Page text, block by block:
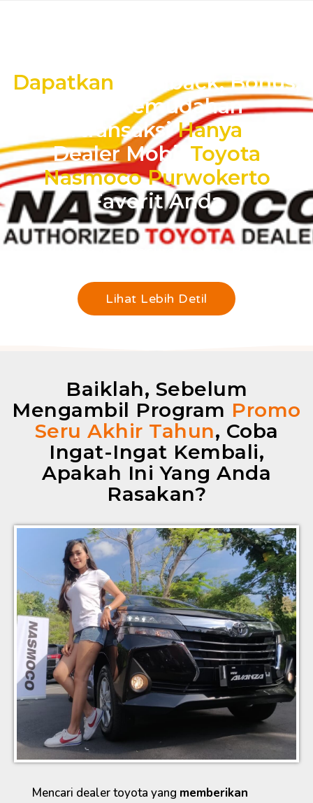
Dapatkan
Cashback, Bonus,
Dan Kemudahan
BertransaksiHanya
Dealer Mobil Toyota
Nasmoco Purwokerto
Favorit Anda
DP Ringan, Angsuran Tanpa Beban
Lihat Lebih Detil
Baiklah, Sebelum
Mengambil Program Promo
Seru Akhir Tahun, Coba
Ingat-Ingat Kembali,
Apakah Ini Yang Anda
Rasakan?
Mencari dealer toyota yang memberikan